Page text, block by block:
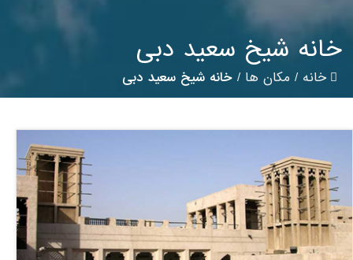
خانه شیخ سعید دبی
خانه/ مکان ها/ خانه شیخ سعید دبی